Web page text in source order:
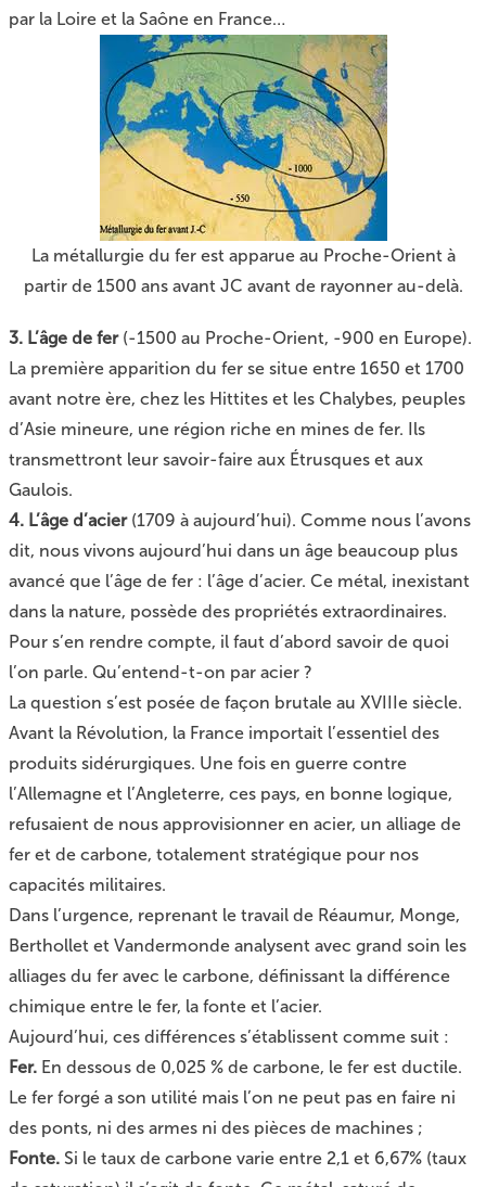
par la Loire et la Saône en France…
La métallurgie du fer est apparue au Proche-Orient à
partir de 1500 ans avant JC avant de rayonner au-delà.
3. L’âge de fer(-1500 au Proche-Orient, -900 en Europe).
La première apparition du fer se situe entre 1650 et 1700
avant notre ère, chez les Hittites et les Chalybes, peuples
d’Asie mineure, une région riche en mines de fer. Ils
transmettront leur savoir-faire aux Étrusques et aux
Gaulois.
4. L’âge d’acier(1709 à aujourd’hui). Comme nous l’avons
dit, nous vivons aujourd’hui dans un âge beaucoup plus
avancé que l’âge de fer : l’âge d’acier. Ce métal, inexistant
dans la nature, possède des propriétés extraordinaires.
Pour s’en rendre compte, il faut d’abord savoir de quoi
l’on parle. Qu’entend-t-on par acier ?
La question s’est posée de façon brutale au XVIIIe siècle.
Avant la Révolution, la France importait l’essentiel des
produits sidérurgiques. Une fois en guerre contre
l’Allemagne et l’Angleterre, ces pays, en bonne logique,
refusaient de nous approvisionner en acier, un alliage de
fer et de carbone, totalement stratégique pour nos
capacités militaires.
Dans l’urgence, reprenant le travail de Réaumur, Monge,
Berthollet et Vandermonde analysent avec grand soin les
alliages du fer avec le carbone, définissant la différence
chimique entre le fer, la fonte et l’acier.
Aujourd’hui, ces différences s’établissent comme suit :
Fer. En dessous de 0,025 % de carbone, le fer est ductile.
Le fer forgé a son utilité mais l’on ne peut pas en faire ni
des ponts, ni des armes ni des pièces de machines ;
Fonte. Si le taux de carbone varie entre 2,1 et 6,67% (taux